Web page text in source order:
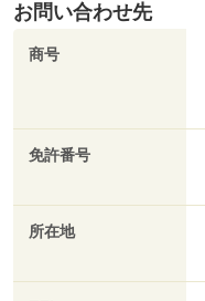
お問い合わせ先
商号
免許番号
所在地